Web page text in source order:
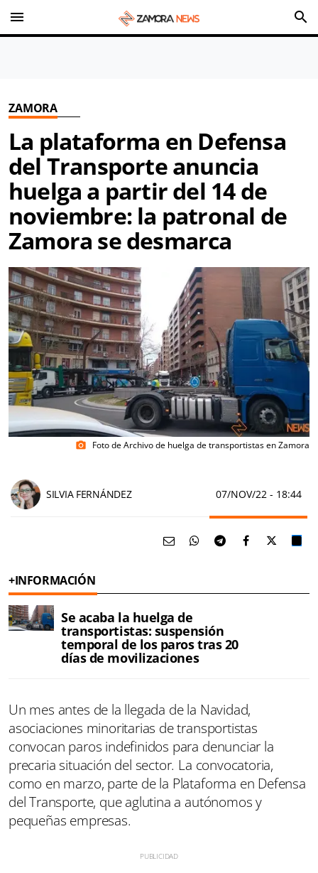
menu search
ZAMORA
La plataforma en Defensa
del Transporte anuncia
huelga a partir del 14 de
noviembre: la patronal de
Zamora se desmarca
photo_camera Foto de Archivo de huelga de transportistas en Zamora
SILVIA FERNÁNDEZ 07/NOV/22 - 18:44
+INFORMACIÓN
Se acaba la huelga de
transportistas: suspensión
temporal de los paros tras 20
días de movilizaciones
Un mes antes de la llegada de la Navidad,
asociaciones minoritarias de transportistas
convocan paros indefinidos para denunciar la
precaria situación del sector. La convocatoria,
como en marzo, parte de la Plataforma en Defensa
del Transporte, que aglutina a autónomos y
pequeñas empresas.